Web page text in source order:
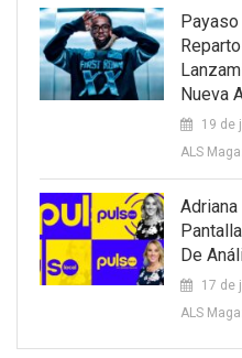
Nueva
19 de
ALS
De
17 de
ALS